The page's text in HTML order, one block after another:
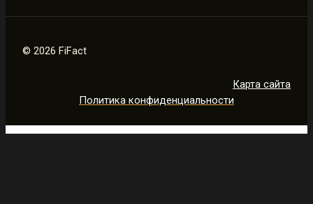
© 2026 FiFact
Карта сайта
Политика конфиденциальности